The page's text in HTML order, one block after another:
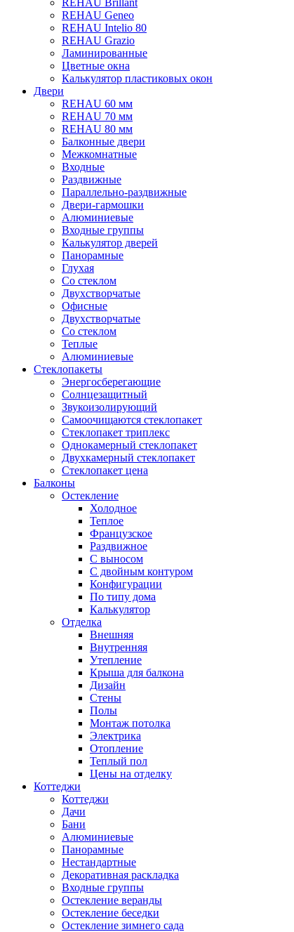
REHAU Brillant
REHAU Geneo
REHAU Intelio 80
REHAU Grazio
Ламинированные
Цветные окна
Калькулятор пластиковых окон
Двери
REHAU 60 мм
REHAU 70 мм
REHAU 80 мм
Балконные двери
Межкомнатные
Входные
Раздвижные
Параллельно-раздвижные
Двери-гармошки
Алюминиевые
Входные группы
Калькулятор дверей
Панорамные
Глухая
Со стеклом
Двухстворчатые
Офисные
Двухстворчатые
Со стеклом
Теплые
Алюминиевые
Стеклопакеты
Энергосберегающие
Солнцезащитный
Звукоизолирующий
Самоочищаются стеклопакет
Стеклопакет триплекс
Однокамерный стеклопакет
Двухкамерный стеклопакет
Стеклопакет цена
Балконы
Остекление
Холодное
Теплое
Французское
Раздвижное
С выносом
С двойным контуром
Конфигурации
По типу дома
Калькулятор
Отделка
Внешняя
Внутренняя
Утепление
Крыша для балкона
Дизайн
Стены
Полы
Монтаж потолка
Электрика
Отопление
Теплый пол
Цены на отделку
Коттеджи
Коттеджи
Дачи
Бани
Алюминиевые
Панорамные
Нестандартные
Декоративная раскладка
Входные группы
Остекление веранды
Остекление беседки
Остекление зимнего сада